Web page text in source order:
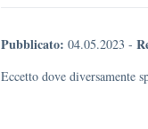
Pubblicato: 04.05.2023 -
Eccetto dove diversamente